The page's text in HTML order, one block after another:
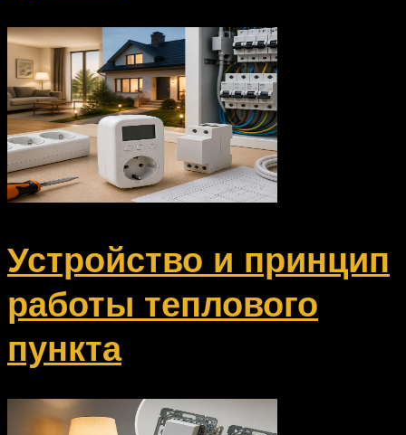
Устройство и принцип
работы теплового
пункта